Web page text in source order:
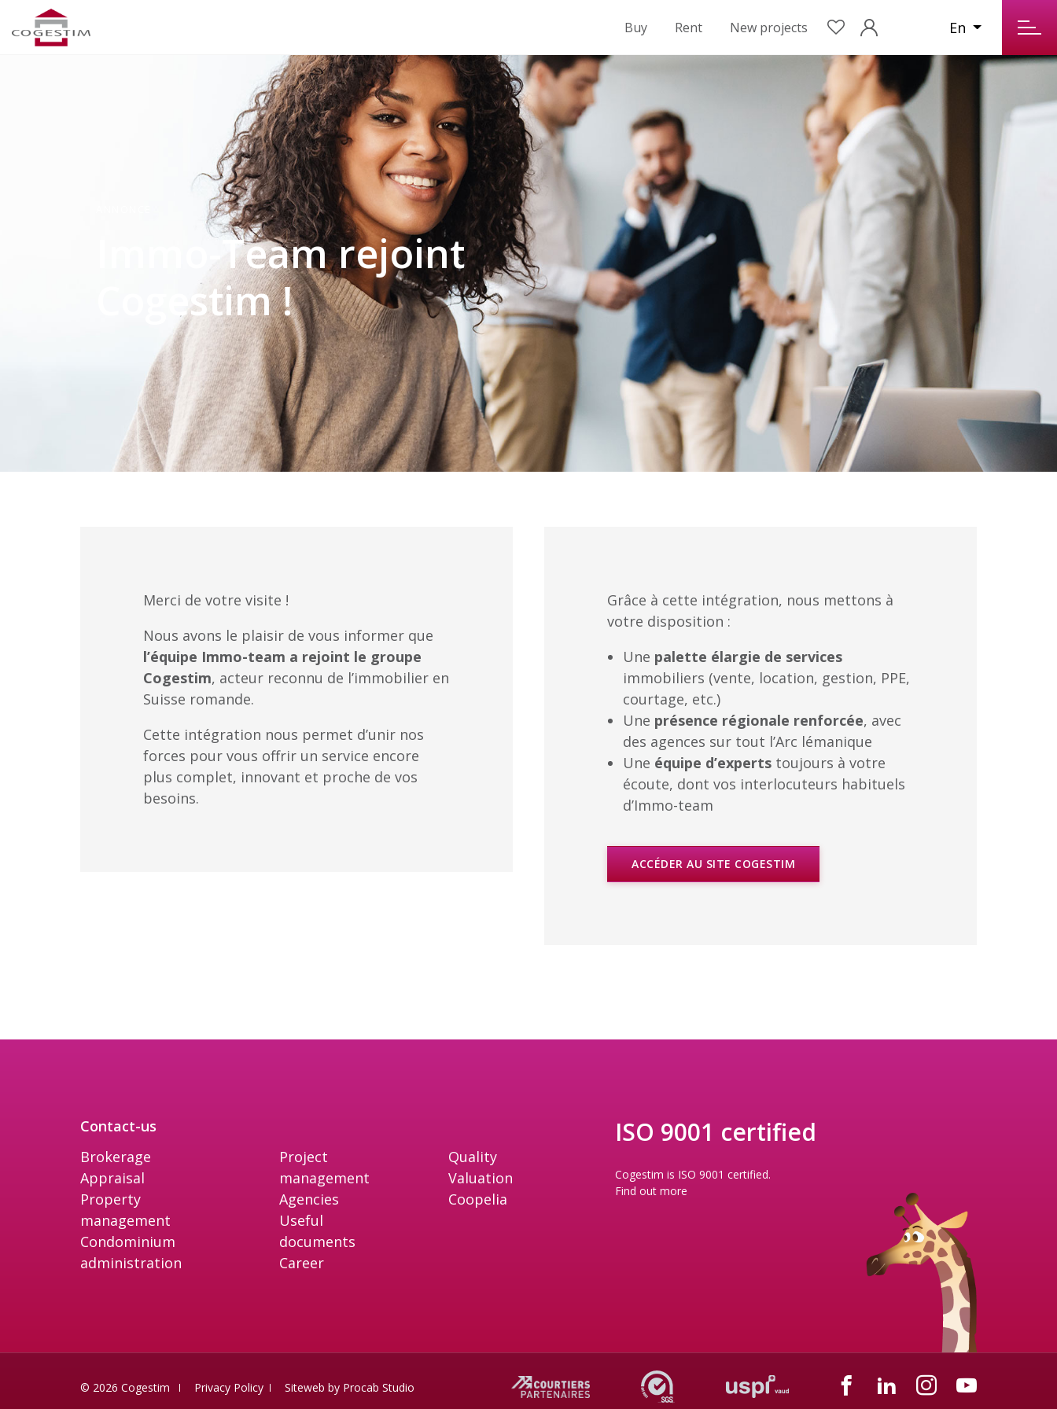
Buy Rent New projects En
Immo-Team rejoint
Cogestim !
Merci de votre visite !
Nous avons le plaisir de vous informer que
l’équipe Immo-team a rejoint le groupe
Cogestim, acteur reconnu de l’immobilier en
Suisse romande.
Cette intégration nous permet d’unir nos
forces pour vous offrir un service encore
plus complet, innovant et proche de vos
besoins.
Grâce à cette intégration, nous mettons à
votre disposition :
Une palette élargie de services
immobiliers (vente, location, gestion, PPE,
courtage, etc.)
Une présence régionale renforcée, avec
des agences sur tout l’Arc lémanique
Une équipe d’experts toujours à votre
écoute, dont vos interlocuteurs habituels
d’Immo-team
ACCÉDER AU SITE COGESTIM
Contact-us
Brokerage
Appraisal
Property
management
Condominium
administration
Project
management
Agencies
Useful
documents
Career
Quality
Valuation
Coopelia
ISO 9001 certified
Cogestim is ISO 9001 certified.
Find out more
© 2026 Cogestim Privacy Policy Siteweb by Procab Studio